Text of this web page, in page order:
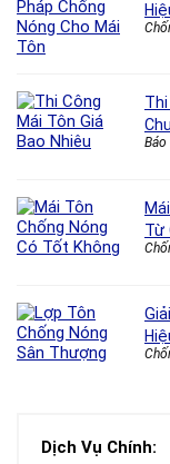
Báo
Từ
Dịch Vụ Chính: